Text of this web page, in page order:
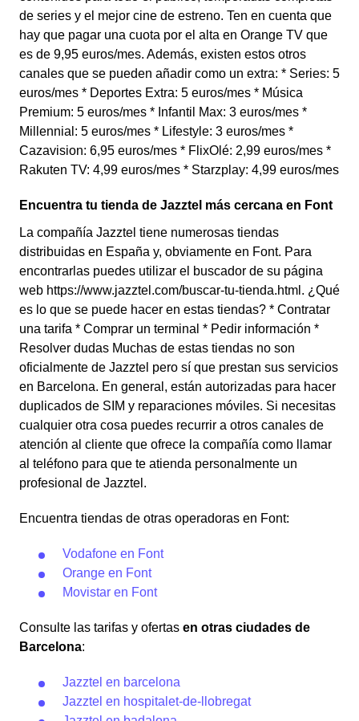
de series y el mejor cine de estreno. Ten en cuenta que
hay que pagar una cuota por el alta en Orange TV que
es de 9,95 euros/mes. Además, existen estos otros
canales que se pueden añadir como un extra: * Series: 5
euros/mes * Deportes Extra: 5 euros/mes * Música
Premium: 5 euros/mes * Infantil Max: 3 euros/mes *
Millennial: 5 euros/mes * Lifestyle: 3 euros/mes *
Cazavision: 6,95 euros/mes * FlixOlé: 2,99 euros/mes *
Rakuten TV: 4,99 euros/mes * Starzplay: 4,99 euros/mes
Encuentra tu tienda de Jazztel más cercana en Font
La compañía Jazztel tiene numerosas tiendas
distribuidas en España y, obviamente en Font. Para
encontrarlas puedes utilizar el buscador de su página
web https://www.jazztel.com/buscar-tu-tienda.html. ¿Qué
es lo que se puede hacer en estas tiendas? * Contratar
una tarifa * Comprar un terminal * Pedir información *
Resolver dudas Muchas de estas tiendas no son
oficialmente de Jazztel pero sí que prestan sus servicios
en Barcelona. En general, están autorizadas para hacer
duplicados de SIM y reparaciones móviles. Si necesitas
cualquier otra cosa puedes recurrir a otros canales de
atención al cliente que ofrece la compañía como llamar
al teléfono para que te atienda personalmente un
profesional de Jazztel.
Encuentra tiendas de otras operadoras en Font:
Vodafone en Font
Orange en Font
Movistar en Font
Consulte las tarifas y ofertas en otras ciudades de
Barcelona:
Jazztel en barcelona
Jazztel en hospitalet-de-llobregat